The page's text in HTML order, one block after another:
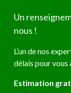
Un
nous !
L’un de nos
délais pour vous
Estimation